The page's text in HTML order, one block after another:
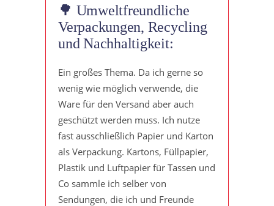
🌳 Umweltfreundliche
Verpackungen, Recycling
und Nachhaltigkeit:
Ein großes Thema. Da ich gerne so
wenig wie möglich verwende, die
Ware für den Versand aber auch
geschützt werden muss. Ich nutze
fast ausschließlich Papier und Karton
als Verpackung. Kartons, Füllpapier,
Plastik und Luftpapier für Tassen und
Co sammle ich selber von
Sendungen, die ich und Freunde